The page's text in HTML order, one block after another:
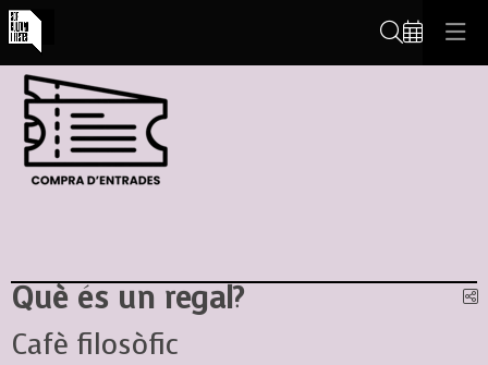
Què és un regal?
Cafè filosòfic